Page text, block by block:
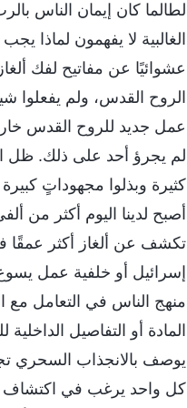
لطالما كان إيمان الناس
الغالبية لا يفهمون لماذا
عشوائيًا عن مفاتيح لفك
الروح القدس، ولم يفعلوا
عمل جديد للروح القدس
لم يجرؤ أحد على ذلك. ظل
كثيرة وبذلوا مجهوداتٍ
أصبح لدينا اليوم أكثر من
تكشف عن ألغاز أكثر عمقًا
إسرائيل أو خلفية عمل
منهج الناس في التعامل مع
المادة أو التفاصيل
يوصف بالانجذاب السحري
كل واحد يرغب في اكتشاف